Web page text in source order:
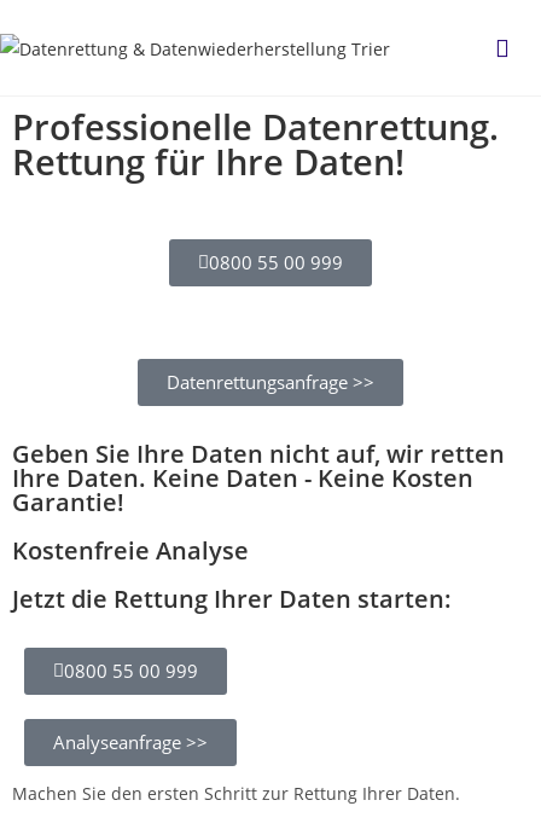
Professionelle Datenrettung.
Rettung für Ihre Daten!
0800 55 00 999
Datenrettungsanfrage >>
Geben Sie Ihre Daten nicht auf, wir retten
Ihre Daten. Keine Daten - Keine Kosten
Garantie!
Kostenfreie Analyse
Jetzt die Rettung Ihrer Daten starten:
0800 55 00 999
Analyseanfrage >>
Machen Sie den ersten Schritt zur Rettung Ihrer Daten.